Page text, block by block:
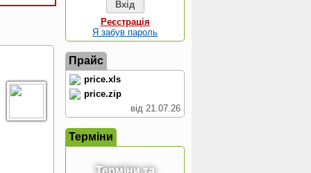
Реєстрація
Я забув пароль
Прайс
price.xls
price.zip
від 21.07.26
Терміни
Терміни та